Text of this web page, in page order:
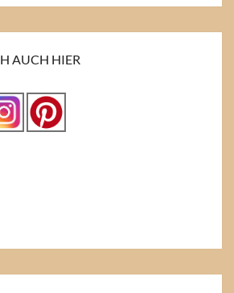
AUCH HIER